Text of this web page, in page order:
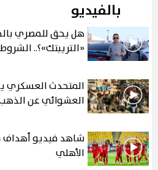
بالفيديو
هل يحق للمصري
«التريبتك»؟..
المتحدث العسكري
العشوائي عن
الأهلي